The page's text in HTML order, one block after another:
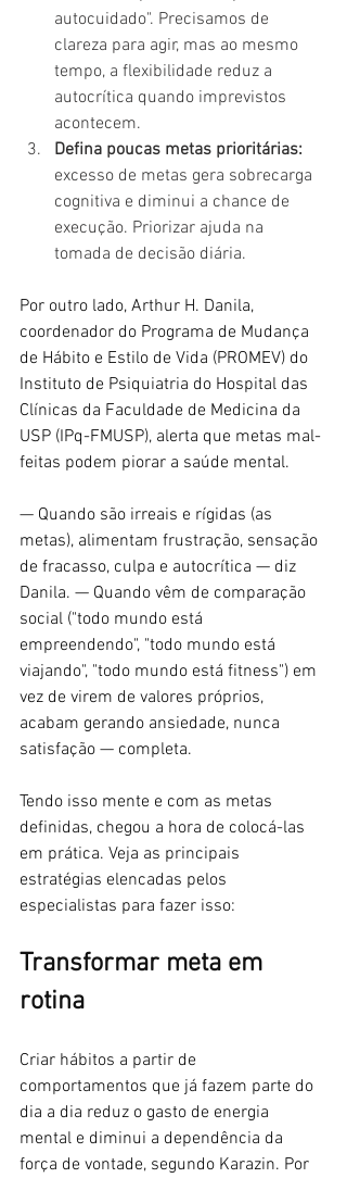
autocuidado". Precisamos de
clareza para agir, mas ao mesmo
tempo, a flexibilidade reduz a
autocrítica quando imprevistos
acontecem.
Defina poucas metas prioritárias:
excesso de metas gera sobrecarga
cognitiva e diminui a chance de
execução. Priorizar ajuda na
tomada de decisão diária.
Por outro lado, Arthur H. Danila,
coordenador do Programa de Mudança
de Hábito e Estilo de Vida (PROMEV) do
Instituto de Psiquiatria do Hospital das
Clínicas da Faculdade de Medicina da
USP (IPq-FMUSP), alerta que metas mal-
feitas podem piorar a saúde mental.
— Quando são irreais e rígidas (as
metas), alimentam frustração, sensação
de fracasso, culpa e autocrítica — diz
Danila. — Quando vêm de comparação
social ("todo mundo está
empreendendo", "todo mundo está
viajando", "todo mundo está fitness") em
vez de virem de valores próprios,
acabam gerando ansiedade, nunca
satisfação — completa.
Tendo isso mente e com as metas
definidas, chegou a hora de colocá-las
em prática. Veja as principais
estratégias elencadas pelos
especialistas para fazer isso:
Transformar meta em
rotina
Criar hábitos a partir de
comportamentos que já fazem parte do
dia a dia reduz o gasto de energia
mental e diminui a dependência da
força de vontade, segundo Karazin. Por